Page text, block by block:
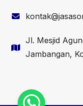
Jl. Mesjid
Jambangan,